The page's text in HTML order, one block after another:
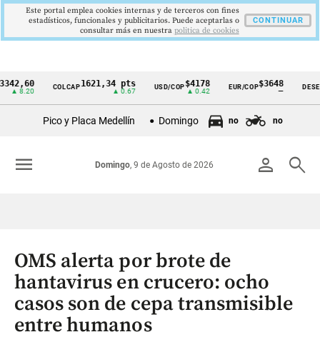
Cintillo
Colombia
COLCAP1621,34 pts USD/COP$4178
▲ 0.42
EUR/COP$3648
—
DESEMPLEO
Pico y Placa Medellín Domingo no no
person search
Domingo, 9 de Agosto de 2026
menu
OMS alerta por brote de
hantavirus en crucero: ocho
casos son de cepa transmisible
entre humanos
Este portal emplea cookies internas y de terceros con fines
estadísticos, funcionales y publicitarios. Puede aceptarlas o
consultar más en nuestra politica de cookies
CONTINUAR